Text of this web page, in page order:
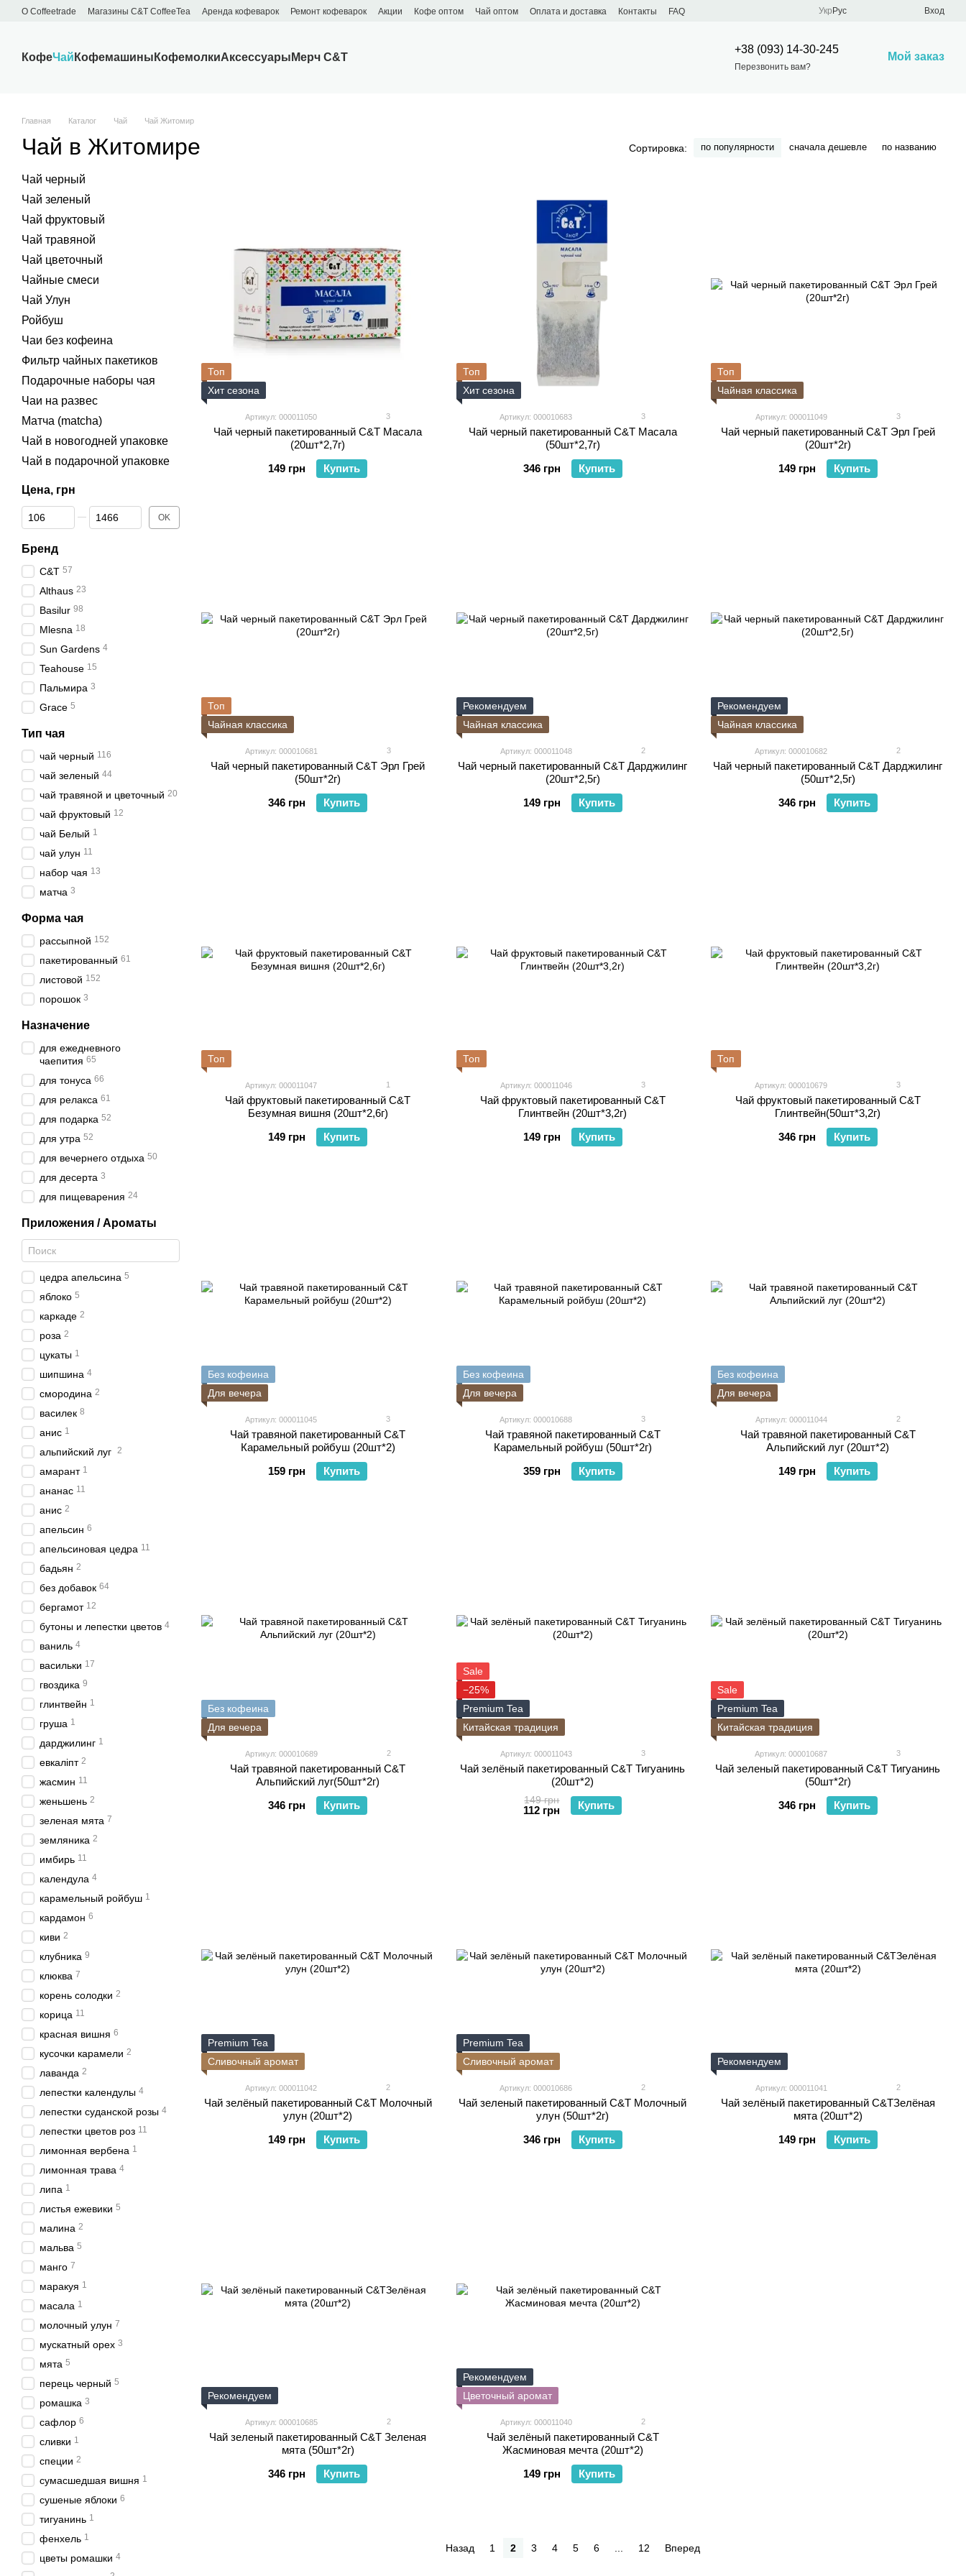
Перейти к основному контенту
О Сoffeetrade Магазины C&T CoffeeTea Аренда кофеварок Ремонт кофеварок Акции Кофе оптом Чай оптом Оплата и доставка Контакты
FAQ
Укр Рус Вход
КофеЧай Кофемашины КофемолкиАксессуары Мерч C&T
+38 (093) 14-30-245
Перезвонить вам?
Мой заказ
Главная Каталог Чай Чай Житомир
Чай в Житомире Сортировка: по популярности сначала дешевле по названию
Топ
Хит сезона
Артикул: 000011050 3
Чай черный пакетированный C&T Масала
(20шт*2,7г)
149 грн
Купить
Топ
Хит сезона
Артикул: 000010683 3
Чай черный пакетированный C&T Масала
(50шт*2,7г)
346 грн
Купить
Топ
Чайная классика
Артикул: 000011049 3
Чай черный пакетированный C&T Эрл Грей
(20шт*2г)
149 грн
Купить
Топ
Чайная классика
Артикул: 000010681 3
Чай черный пакетированный C&T Эрл Грей
(50шт*2г)
346 грн
Купить
Рекомендуем
Чайная классика
Артикул: 000011048 2
Чай черный пакетированный C&T Дарджилинг
(20шт*2,5г)
149 грн
Купить
Рекомендуем
Чайная классика
Артикул: 000010682 2
Чай черный пакетированный C&T Дарджилинг
(50шт*2,5г)
346 грн
Купить
Топ
Артикул: 000011047 1
Чай фруктовый пакетированный C&T
Безумная вишня (20шт*2,6г)
149 грн
Купить
Топ
Артикул: 000011046 3
Чай фруктовый пакетированный C&T
Глинтвейн (20шт*3,2г)
149 грн
Купить
Топ
Артикул: 000010679 3
Чай фруктовый пакетированный C&T
Глинтвейн(50шт*3,2г)
346 грн
Купить
Без кофеина
Для вечера
Артикул: 000011045 3
Чай травяной пакетированный C&T
Карамельный ройбуш (20шт*2)
159 грн
Купить
Без кофеина
Для вечера
Артикул: 000010688 3
Чай травяной пакетированный C&T
Карамельный ройбуш (50шт*2г)
359 грн
Купить
Без кофеина
Для вечера
Артикул: 000011044 2
Чай травяной пакетированный C&T
Альпийский луг (20шт*2)
149 грн
Купить
Без кофеина
Для вечера
Артикул: 000010689 2
Чай травяной пакетированный C&T
Альпийский луг(50шт*2г)
346 грн
Купить
Sale
−25%
Premium Tea
Китайская традиция
Артикул: 000011043 3
Чай зелёный пакетированный C&T Тигуанинь
(20шт*2)
149 грн
112 грн Купить
Sale
Premium Tea
Китайская традиция
Артикул: 000010687 3
Чай зеленый пакетированный C&T Тигуанинь
(50шт*2г)
346 грн
Купить
Premium Tea
Сливочный аромат
Артикул: 000011042 2
Чай зелёный пакетированный C&T Молочный
улун (20шт*2)
149 грн
Купить
Premium Tea
Сливочный аромат
Артикул: 000010686 2
Чай зеленый пакетированный C&T Молочный
улун (50шт*2г)
346 грн
Купить
Рекомендуем
Артикул: 000011041 2
Чай зелёный пакетированный C&TЗелёная
мята (20шт*2)
149 грн
Купить
Рекомендуем
Артикул: 000010685 2
Чай зеленый пакетированный C&T Зеленая
мята (50шт*2г)
346 грн
Купить
Рекомендуем
Цветочный аромат
Артикул: 000011040 2
Чай зелёный пакетированный C&T
Жасминовая мечта (20шт*2)
149 грн
Купить
Назад 1 2 3 4 5 6 12 Вперед
Чай черный
Чай зеленый
Чай фруктовый
Чай травяной
Чай цветочный
Чайные смеси
Чай Улун
Ройбуш
Чаи без кофеина
Фильтр чайных пакетиков
Подарочные наборы чая
Чаи на развес
Матча (matcha)
Чай в новогодней упаковке
Чай в подарочной упаковке
Цена, грн
От Цена, грн
До Цена, грн OK
Бренд
C&T 57
Althaus 23
Basilur 98
Mlesna 18
Sun Gardens 4
Teahouse 15
Пальмира 3
Grace 5
Тип чая
чай черный 116
чай зеленый 44
чай травяной и цветочный 20
чай фруктовый 12
чай Белый 1
чай улун 11
набор чая 13
матча 3
Форма чая
рассыпной 152
пакетированный 61
листовой 152
порошок 3
Назначение
для ежедневного
чаепития 65
для тонуса 66
для релакса 61
для подарка 52
для утра 52
для вечернего отдыха 50
для десерта 3
для пищеварения 24
Приложения / Ароматы
цедра апельсина 5
яблоко 5
каркаде 2
роза 2
цукаты 1
шипшина 4
смородина 2
василек 8
анис 1
альпийский луг 2
амарант 1
ананас 11
анис 2
апельсин 6
апельсиновая цедра 11
бадьян 2
без добавок 64
бергамот 12
бутоны и лепестки цветов 4
ваниль 4
васильки 17
гвоздика 9
глинтвейн 1
груша 1
дарджилинг 1
евкаліпт 2
жасмин 11
женьшень 2
зеленая мята 7
земляника 2
имбирь 11
календула 4
карамельный ройбуш 1
кардамон 6
киви 2
клубника 9
клюква 7
корень солодки 2
корица 11
красная вишня 6
кусочки карамели 2
лаванда 2
лепестки календулы 4
лепестки суданской розы 4
лепестки цветов роз 11
лимонная вербена 1
лимонная трава 4
липа 1
листья ежевики 5
малина 2
мальва 5
манго 7
маракуя 1
масала 1
молочный улун 7
мускатный орех 3
мята 5
перець черный 5
ромашка 3
сафлор 6
сливки 1
специи 2
сумасшедшая вишня 1
сушеные яблоки 6
тигуанинь 1
фенхель 1
цветы ромашки 4